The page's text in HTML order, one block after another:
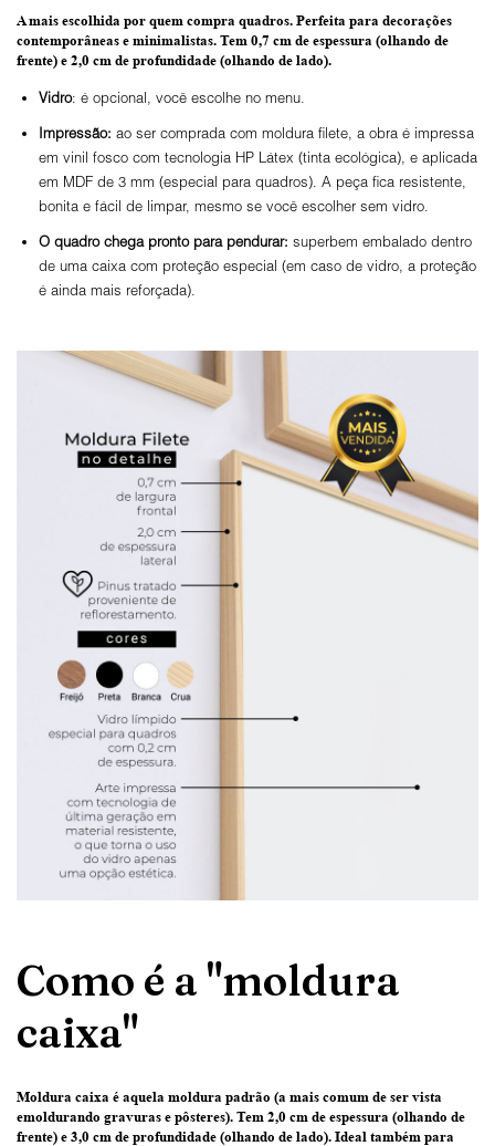
A mais escolhida por quem compra quadros. Perfeita para decorações
contemporâneas e minimalistas. Tem 0,7 cm de espessura (olhando de
frente) e 2,0 cm de profundidade (olhando de lado).
Vidro: é opcional, você escolhe no menu.
Impressão: ao ser comprada com moldura filete, a obra é impressa
em vinil fosco com tecnologia HP Látex (tinta ecológica), e aplicada
em MDF de 3 mm (especial para quadros). A peça fica resistente,
bonita e fácil de limpar, mesmo se você escolher sem vidro.
O quadro chega pronto para pendurar: superbem embalado dentro
de uma caixa com proteção especial (em caso de vidro, a proteção
é ainda mais reforçada).
Como é a "moldura
caixa"
Moldura caixa é aquela moldura padrão (a mais comum de ser vista
emoldurando gravuras e pôsteres). Tem 2,0 cm de espessura (olhando de
frente) e 3,0 cm de profundidade (olhando de lado). Ideal também para